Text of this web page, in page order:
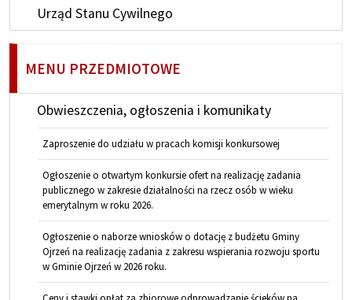
Urząd Stanu Cywilnego
MENU PRZEDMIOTOWE
Obwieszczenia, ogłoszenia i komunikaty
Zaproszenie do udziału w pracach komisji konkursowej
Ogłoszenie o otwartym konkursie ofert na realizację zadania
publicznego w zakresie działalności na rzecz osób w wieku
emerytalnym w roku 2026.
Ogłoszenie o naborze wniosków o dotację z budżetu Gminy
Ojrzeń na realizację zadania z zakresu wspierania rozwoju sportu
w Gminie Ojrzeń w 2026 roku.